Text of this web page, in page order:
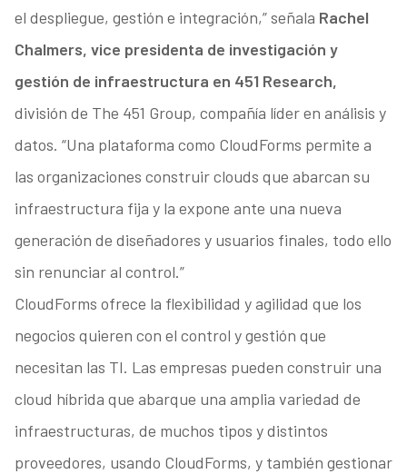
el despliegue, gestión e integración,” señala Rachel
Chalmers, vice presidenta de investigación y
gestión de infraestructura en 451 Research,
división de The 451 Group, compañía líder en análisis y
datos. “Una plataforma como CloudForms permite a
las organizaciones construir clouds que abarcan su
infraestructura fija y la expone ante una nueva
generación de diseñadores y usuarios finales, todo ello
sin renunciar al control.”
CloudForms ofrece la flexibilidad y agilidad que los
negocios quieren con el control y gestión que
necesitan las TI. Las empresas pueden construir una
cloud híbrida que abarque una amplia variedad de
infraestructuras, de muchos tipos y distintos
proveedores, usando CloudForms, y también gestionar